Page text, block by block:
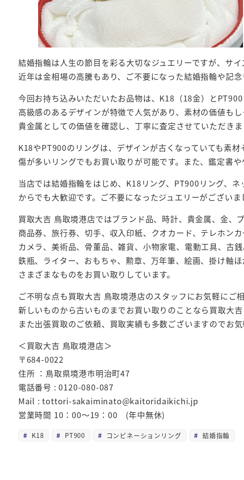
結婚指輪は人生の節目を彩る大切なジュエリーですが、サ
近年は金相場の高騰もあり、ご不要になった結婚指輪や記念
今回お持ち込みいただいたお品物は、K18（18金）と
高級感のあるデザインが特徴で人気があり、素材の価値も
貴金属としての価値を確認し、丁寧に査定させていただきま
K18やPT900のリングは、デザインが古くなっていても素
傷が多いリングでもお買い取りが可能です。また、鑑定書
当店では結婚指輪をはじめ、K18リング、PT900リング、
からでも大歓迎です。ご不要になったジュエリーがござい
買取大吉 鳥取境港店ではブランド品、時計、貴金属、金、
商品券、旅行券、切手、収入印紙、クオカード、テレホン
カメラ、美術品、骨董品、雑貨、小物家電、電動工具、古
鉄瓶、ライター、おもちゃ、勲章、万年筆、絵画、掛け軸ほ
さまざまなものをお買い取りしています。
ご不明な点も買取大吉 鳥取境港店のスタッフにお気軽にご相
新しいものから古いものまでお買い取りのことなら買取大
また出張買取のご依頼、買取実績も多数ございますのでお
＜買取大吉 鳥取境港店＞
〒684-0022
住所 ：鳥取県境港市明治町47
電話番号 : 0120-080-087
Mail : tottori-sakaiminato@kaitoridaikichi.jp
営業時間 10：00～19：00 (年中無休)
K18 PT900 コンビネーションリング 結婚指輪